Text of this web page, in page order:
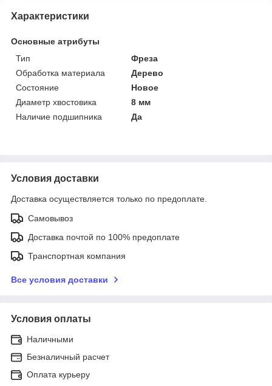
Характеристики
Основные атрибуты
Тип
Фреза
Обработка материала
Дерево
Состояние
Новое
Диаметр хвостовика
8 мм
Наличие подшипника
Да
Условия доставки
Доставка осуществляется только по предоплате.
Самовывоз
Доставка почтой по 100% предоплате
Транспортная компания
Все условия доставки
Условия оплаты
Наличными
Безналичный расчет
Оплата курьеру